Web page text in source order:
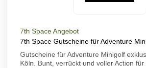
7th Space Angebot
7th Space Gutscheine für Adventure
Gutscheine für Adventure Minigolf
Köln. Bunt, verrückt und voller Action